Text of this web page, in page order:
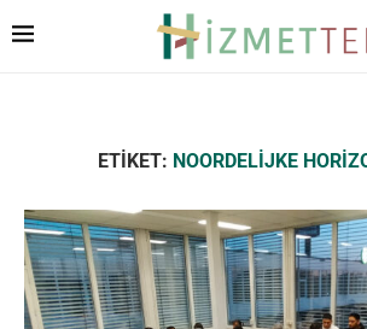
ETIKET: NOORDELIJKE